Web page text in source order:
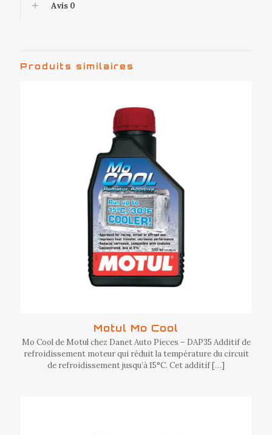
Avis 0
Produits similaires
Motul Mo Cool
Mo Cool de Motul chez Danet Auto Pieces – DAP35 Additif de
refroidissement moteur qui réduit la température du circuit
de refroidissement jusqu’à 15°C. Cet additif[…]